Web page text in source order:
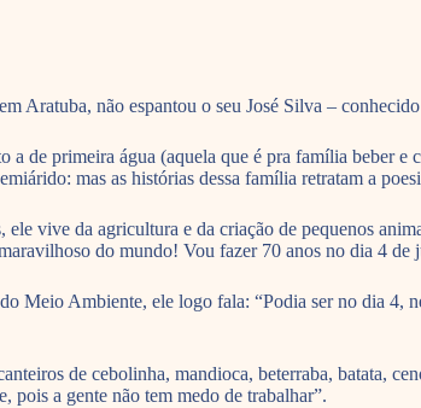
Aratuba, não espantou o seu José Silva –
a de primeira água (aquela que é pra família beber
mas as histórias dessa família retratam a
vive da agricultura e da criação de pequenos
do mundo! Vou fazer 70 anos no dia 4 de
Meio Ambiente, ele logo fala: “Podia ser no dia 4,
de cebolinha, mandioca, beterraba, batata,
a gente não tem medo de trabalhar”.